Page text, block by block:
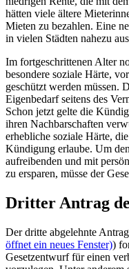
hätten viele ältere
Mieten zu bezahlen. Eine
in vielen Städten nahezu
Im fortgeschrittenen Alter
besondere soziale Härte,
geschützt werden müssen.
Eigenbedarf seitens des
Schon jetzt gelte die
ihren Nachbarschaften
erhebliche soziale Härte,
Kündigung erlaube. Um
aufreibenden und mit
zu ersparen, müsse der
Dritter Antrag
Der dritte abgelehnte
öffnet ein neues Fenster))
Gesetzentwurf für einen